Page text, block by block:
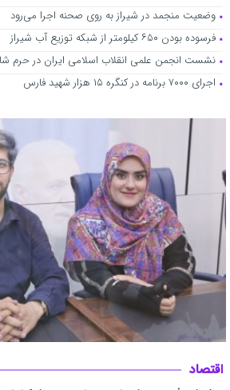
آئین اعزام کاروان مردمی سپاه ناحیه ثارالله(ع)
رهبر شهید انقلاب/گزارش تصویری
ضرب و شتم دو نفر از کارگران حوزه اتفاقات
متخلفان
ارشد شهری ماندگار شد
وضعیت منجمد در شیراز به روی صحنه اجرا می‌رود
فرسوده بودن ۶۵۰ کیلومتر از شبکه توزیع آب شیراز
نشست انجمن علمی انقلاب اسلامی ایران در حرم
اجرای ۷۰۰۰ برنامه در کنگره ۱۵ هزار شهید فارس
تصفیه‌خانه فاضلاب، اکوپارک و شهر آبی در
اقتصاد